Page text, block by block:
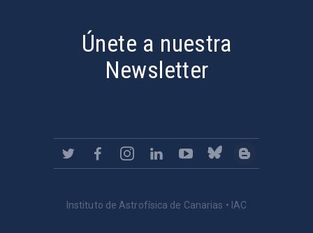
Únete a nuestra
Newsletter
Instituto de Astrofísica de Canarias • IAC